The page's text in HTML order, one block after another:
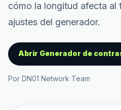
cómo la longitud afecta al
ajustes del generador.
Abrir Generador de
Por DN01 Network Team